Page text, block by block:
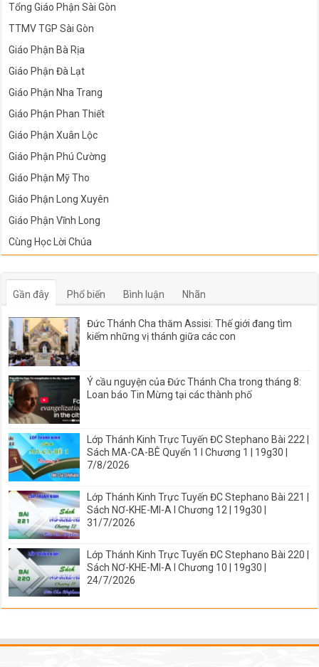
Tổng Giáo Phận Sài Gòn
TTMV TGP Sài Gòn
Giáo Phận Bà Rịa
Giáo Phận Đà Lạt
Giáo Phận Nha Trang
Giáo Phận Phan Thiết
Giáo Phận Xuân Lộc
Giáo Phận Phú Cường
Giáo Phận Mỹ Tho
Giáo Phận Long Xuyên
Giáo Phận Vĩnh Long
Cùng Học Lời Chúa
Gần đây Phổ biến Bình luận Nhãn
Đức Thánh Cha thăm Assisi: Thế giới đang tìm
kiếm những vị thánh giữa các con
Ý cầu nguyện của Đức Thánh Cha trong tháng 8:
Loan báo Tin Mừng tại các thành phố
Lớp Thánh Kinh Trực Tuyến ĐC Stephano Bài 222 |
Sách MA-CA-BÊ Quyển 1 I Chương 1 | 19g30 |
7/8/2026
Lớp Thánh Kinh Trực Tuyến ĐC Stephano Bài 221 |
Sách NƠ-KHE-MI-A I Chương 12 | 19g30 |
31/7/2026
Lớp Thánh Kinh Trực Tuyến ĐC Stephano Bài 220 |
Sách NƠ-KHE-MI-A I Chương 10 | 19g30 |
24/7/2026